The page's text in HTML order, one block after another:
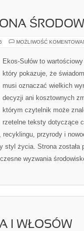
MOŻLIWOŚĆ
Ekos-Sułów to
który pokazuje, że
musi oznaczać wielkich
decyzji ani kosztownych
którym czytelnik może
rzetelne teksty dotyczące
recyklingu, przyrody i
styl życia. Strona została
wyzwania
I WŁOSÓW